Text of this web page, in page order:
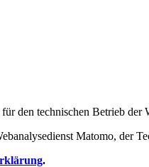
den technischen Betrieb der
Matomo, der
.